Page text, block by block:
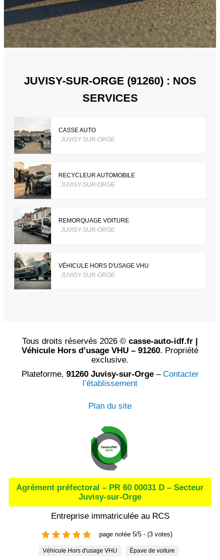
JUVISY-SUR-ORGE (91260) : NOS
SERVICES
CASSE AUTO
JUVISY-SUR-ORGE
RECYCLEUR AUTOMOBILE
JUVISY-SUR-ORGE
REMORQUAGE VOITURE
JUVISY-SUR-ORGE
VÉHICULE HORS D'USAGE VHU
JUVISY-SUR-ORGE
Tous droits réservés 2026 © casse-auto-idf.fr |
Véhicule Hors d’usage VHU – 91260. Propriété
exclusive.
Plateforme, 91260 Juvisy-sur-Orge– Contacter
l’établissement
Plan du site
Agrément préfectoral – PR 60 00031 D – Secteur
Juvisy-sur-Orge
Entreprise immatriculée au RCS
page notée 5/5 - (3 votes)
Véhicule Hors d'usage VHU Épave de voiture